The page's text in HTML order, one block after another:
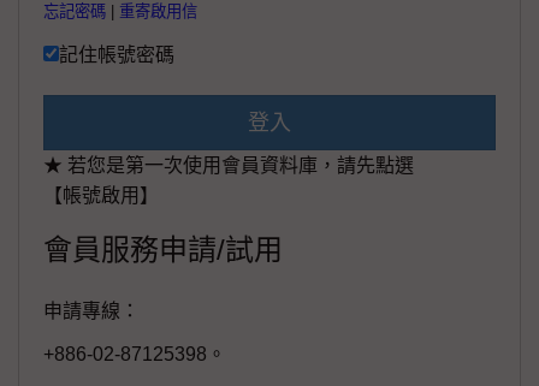
忘記密碼 重寄啟用信
記住帳號密碼
登入
★ 若您是第一次使用會員資料庫，請先點選
【帳號啟用】
會員服務申請/試用
申請專線：
+886-02-87125398。